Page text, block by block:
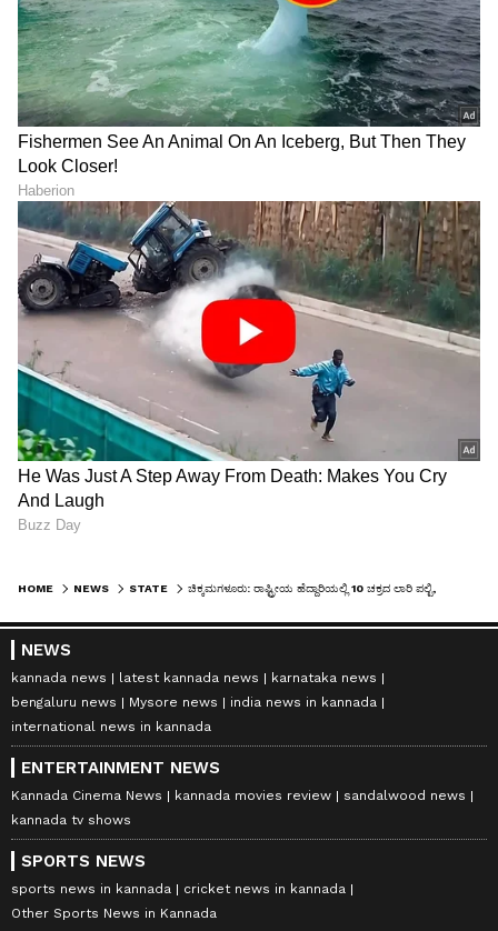
HOME NEWS STATE
NEWS
kannada news latest kannada news
karnataka news
bengaluru news
Mysore news
india news in kannada
international news in kannada
ENTERTAINMENT NEWS
Kannada Cinema News kannada movies review
sandalwood news
kannada tv shows
SPORTS NEWS
sports news in kannada
cricket news in kannada
Other Sports News in Kannada